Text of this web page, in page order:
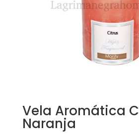
Vela Aromática
Naranja